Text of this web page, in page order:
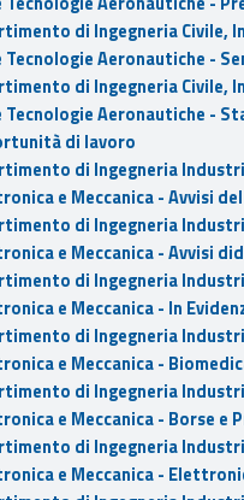
di Ingegneria Civile,
Tecnologie Aeronautiche -
di Ingegneria Civile,
Tecnologie Aeronautiche -
di lavoro
di Ingegneria
e Meccanica - Avvisi
di Ingegneria
e Meccanica - Avvisi
di Ingegneria
e Meccanica - In
di Ingegneria
e Meccanica -
di Ingegneria
e Meccanica - Borse e
di Ingegneria
e Meccanica -